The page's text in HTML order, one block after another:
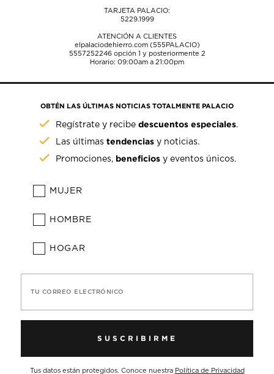
TARJETA PALACIO:
5229.1999
ATENCIÓN A CLIENTES
elpalaciodehierro.com (555PALACIO)
5557252246opción 1 y posteriormente 2
Horario: 09:00am a 21:00pm
OBTÉN LAS ÚLTIMAS NOTICIAS TOTALMENTE PALACIO
Regístrate y recibedescuentos especiales.
Las últimastendencias y noticias.
Promociones, beneficios y eventos únicos.
MUJER
HOMBRE
HOGAR
TU CORREO ELECTRÓNICO
SUSCRIBIRME
Tus datos están protegidos. Conoce nuestra Política de Privacidad